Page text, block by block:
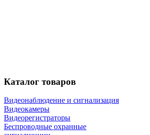
Каталог товаров
Видеонаблюдение и сигнализация
Видеокамеры
Видеорегистраторы
Беспроводные охранные